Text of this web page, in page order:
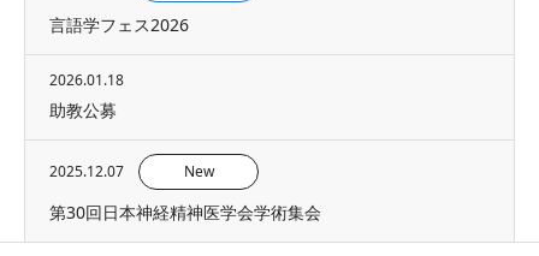
言語学フェス2026
2026.01.18
助教公募
2025.12.07 New
第30回日本神経精神医学会学術集会